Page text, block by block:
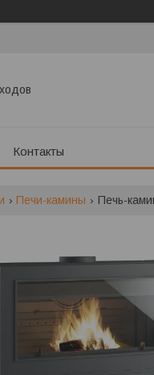
Контакты
Печи-камины Печь-